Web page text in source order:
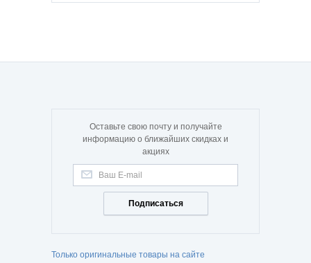
Оставьте свою почту и получайте
информацию о ближайших скидках и
акциях
Подписаться
Только оригинальные товары на сайте